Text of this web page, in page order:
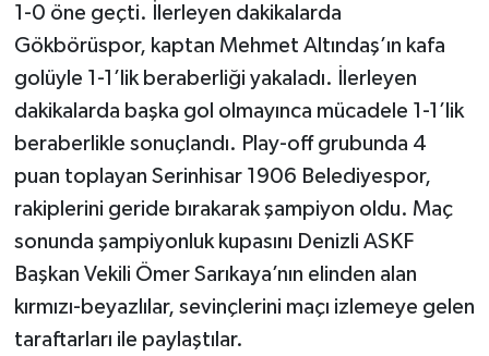
1-0 öne geçti. İlerleyen dakikalarda
Gökbörüspor, kaptan Mehmet Altındaş’ın kafa
golüyle 1-1’lik beraberliği yakaladı. İlerleyen
dakikalarda başka gol olmayınca mücadele 1-1’lik
beraberlikle sonuçlandı. Play-off grubunda 4
puan toplayan Serinhisar 1906 Belediyespor,
rakiplerini geride bırakarak şampiyon oldu. Maç
sonunda şampiyonluk kupasını Denizli ASKF
Başkan Vekili Ömer Sarıkaya’nın elinden alan
kırmızı-beyazlılar, sevinçlerini maçı izlemeye gelen
taraftarları ile paylaştılar.